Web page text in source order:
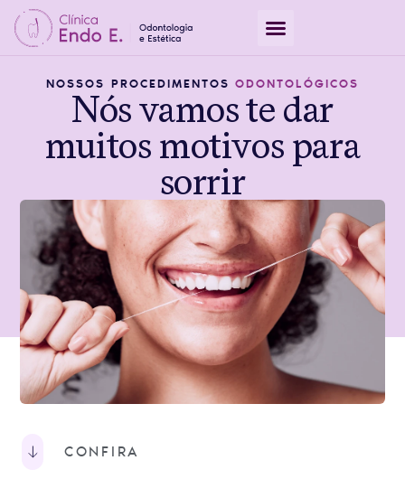
NOSSOS PROCEDIMENTOSODONTOLÓGICOS
Nós vamos te dar
muitos motivos para
sorrir
CONFIRA